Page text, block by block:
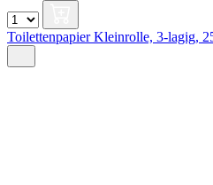
Toilettenpapier Kleinrolle, 3-lagig,